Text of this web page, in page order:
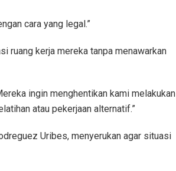
cara yang legal.”
ruang kerja mereka tanpa menawarkan
ingin menghentikan kami melakukan
atau pekerjaan alternatif.”
Uribes, menyerukan agar situasi